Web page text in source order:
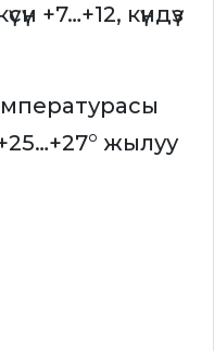
+7…+12, күндүз
+25…+27° жылуу